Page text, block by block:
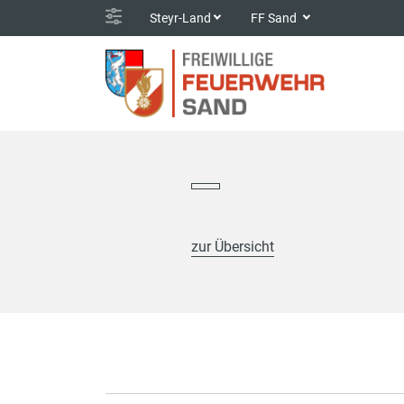
Steyr-Land FF Sand
zur Übersicht